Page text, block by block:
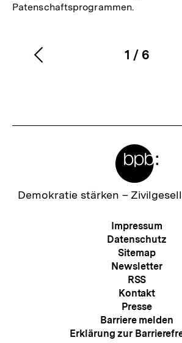
Patenschaftsprogrammen.
1
von
/ 6
Vorherigen
Zur
Demokratie stärken –
Meta-
Impressum
Datenschutz
Sitemap
Newsletter
RSS
Kontakt
Presse
Barriere melden
Erklärung zur